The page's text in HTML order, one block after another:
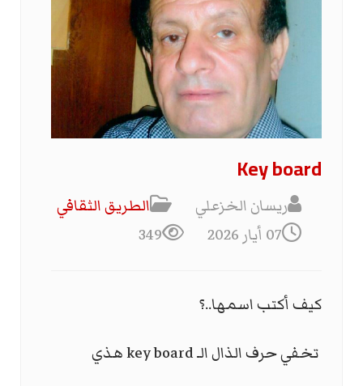
Key board
ريسان الخزعلي
الطریق الثقافي
07 أيار 2026
349
كيف أكتب اسمها..؟
تخفي حرف الذال الـkey boardهذي